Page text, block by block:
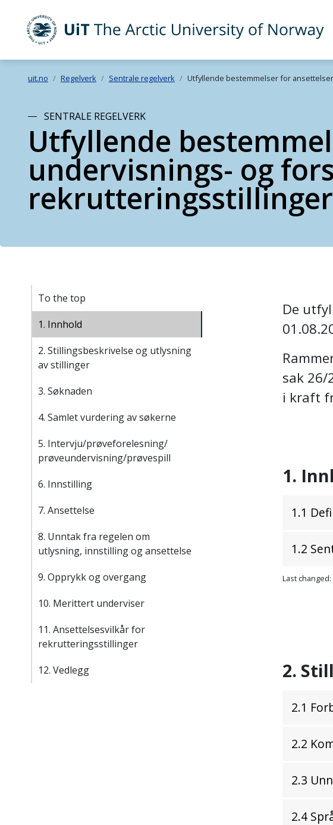
Skip to main content
UiT The Arctic University of Norway
uit.no Regelverk Sentrale regelverk Utfyllende bestemmelser for
SENTRALE REGELVERK
Utfyllende
undervisnings- og
To the top
1. Innhold
2. Stillingsbeskrivelse og utlysning
av stillinger
3. Søknaden
4. Samlet vurdering av søkerne
5. Intervju/prøveforelesning/
prøveundervisning/prøvespill
6. Innstilling
7. Ansettelse
8. Unntak fra regelen om
utlysning, innstilling og ansettelse
9. Opprykk og overgang
10. Merittert underviser
11. Ansettelsesvilkår for
rekrutteringsstillinger
12. Vedlegg
De
sak
i kraft
1.
1.1
1.2
Last changed:
2.
2.1
2.2
2.3
2.4